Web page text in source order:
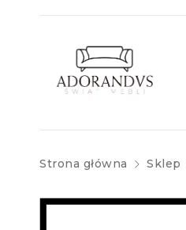
Strona główna Sklep